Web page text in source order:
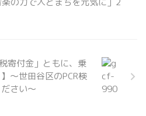
寄付金」ともに、乗
～世田谷区のPCR検
さい～